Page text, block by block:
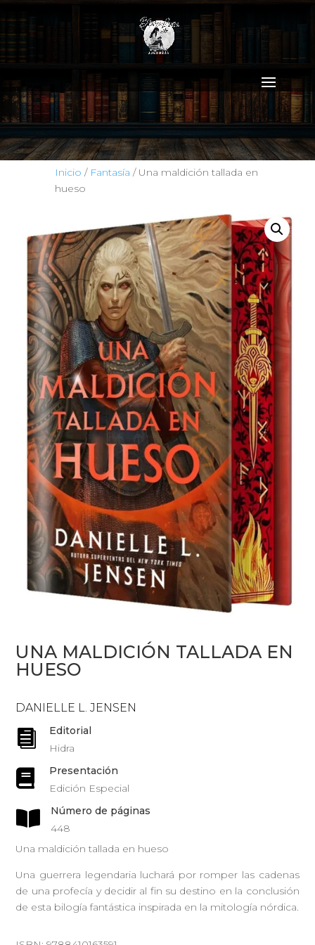
Inicio / Fantasía / Una maldición tallada en
hueso
UNA MALDICIÓN TALLADA EN
HUESO
DANIELLE L. JENSEN

Editorial
Hidra

Presentación
Edición Especial

Número de páginas
448
Una maldición tallada en hueso
Una guerrera legendaria luchará por romper las cadenas
de una profecía y decidir al fin su destino en la conclusión
de esta bilogía fantástica inspirada en la mitología nórdica.